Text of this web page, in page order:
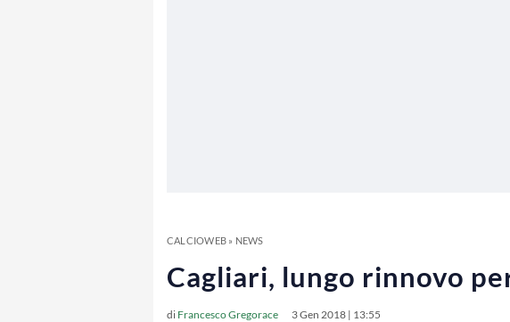
CALCIOWEB» NEWS
Cagliari, lungo rinnovo
di Francesco Gregorace 3 Gen 2018 | 13:55